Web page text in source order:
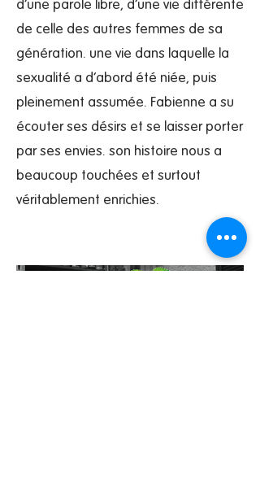
d’une parole libre, d’une vie différente
de celle des autres femmes de sa
génération. une vie dans laquelle la
sexualité a d’abord été niée, puis
pleinement assumée. Fabienne a su
écouter ses désirs et se laisser porter
par ses envies. son histoire nous a
beaucoup touchées et surtout
véritablement enrichies.